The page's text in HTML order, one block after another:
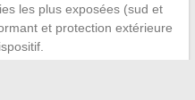
les plus exposées (sud et
et protection extérieure